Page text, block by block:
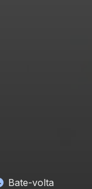
Bate-volta